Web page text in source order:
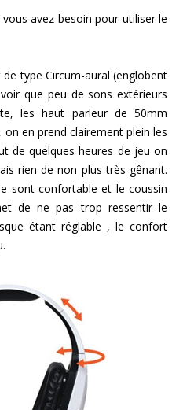
avez besoin pour utiliser le
type Circum-aural (englobent
que peu de sons extérieurs
les haut parleur de 50mm
en prend clairement plein les
de quelques heures de jeu on
rien de non plus très gênant.
sont confortable et le coussin
de ne pas trop ressentir le
étant réglable , le confort